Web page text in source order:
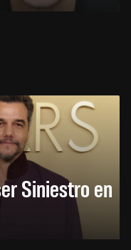
Siniestro en